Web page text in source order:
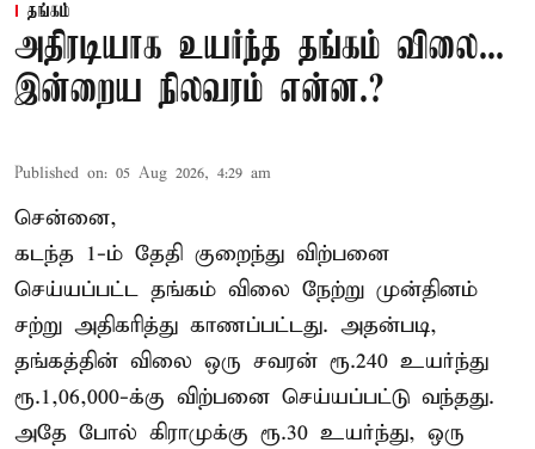
தங்கம்
அதிரடியாக உயர்ந்த தங்கம் விலை...
இன்றைய நிலவரம் என்ன.?
Published on: 05 Aug 2026, 4:29 am
சென்னை,
கடந்த 1-ம் தேதி குறைந்து விற்பனை
செய்யப்பட்ட தங்கம் விலை நேற்று முன்தினம்
சற்று அதிகரித்து காணப்பட்டது. அதன்படி,
தங்கத்தின் விலை ஒரு சவரன் ரூ.240 உயர்ந்து
ரூ.1,06,000-க்கு விற்பனை செய்யப்பட்டு வந்தது.
அதே போல் கிராமுக்கு ரூ.30 உயர்ந்து, ஒரு